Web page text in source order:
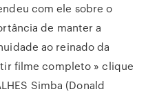
com ele sobre o
de manter a
ao reinado da
filme completo » clique
Simba (Donald